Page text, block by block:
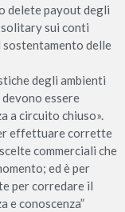
delete payout degli
sui conti
sostentamento delle
degli ambienti
essere
a circuito chiuso».
effettuare corrette
commerciali che
ed è per
per corredare il
e conoscenza”